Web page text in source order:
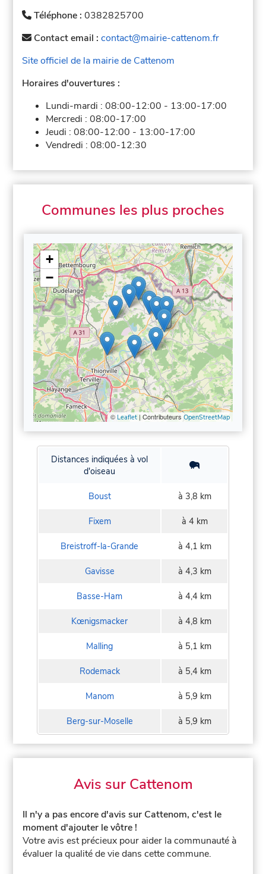
Téléphone :0382825700
Contact email :contact@mairie-cattenom.fr
Site officiel de la mairie de Cattenom
Horaires d'ouvertures :
Lundi-mardi :08:00-12:00 - 13:00-17:00
Mercredi :08:00-17:00
Jeudi :08:00-12:00 - 13:00-17:00
Vendredi :08:00-12:30
Communes les plus proches
+
−
© Leaflet| Contributeurs OpenStreetMap
Distances indiquées à vol
d'oiseau
Boust à 3,8 km
Fixem à 4 km
Breistroff-la-Grande à 4,1 km
Gavisse à 4,3 km
Basse-Ham à 4,4 km
Kœnigsmacker à 4,8 km
Malling à 5,1 km
Rodemack à 5,4 km
Manom à 5,9 km
Berg-sur-Moselle à 5,9 km
Avis sur Cattenom
Il n'y a pas encore d'avis sur Cattenom, c'est le
moment d'ajouter le vôtre !
Votre avis est précieux pour aider la communauté à
évaluer la qualité de vie dans cette commune.